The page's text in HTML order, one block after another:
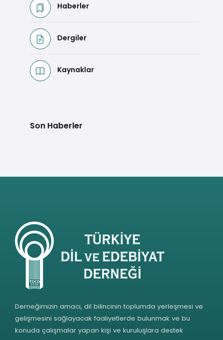
Haberler
Dergiler
Kaynaklar
Son Haberler
Derneğimizin amacı, dil bilincinin toplumda yerleşmesi ve
gelişmesini sağlayacak faaliyetlerde bulunmak ve bu
konuda çalışmalar yapan kişi ve kuruluşlara destek